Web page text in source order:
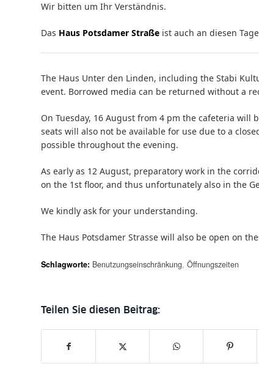
Wir bitten um Ihr Verständnis.
Das Haus Potsdamer Straße ist auch an diesen
The Haus Unter den Linden, including the Stabi
event. Borrowed media can be returned without a
On Tuesday, 16 August from 4 pm the cafeteria
seats will also not be available for use due to a
possible throughout the evening.
As early as 12 August, preparatory work in the
on the 1st floor, and thus unfortunately also in the
We kindly ask for your understanding.
The Haus Potsdamer Strasse will also be open on
Schlagworte: Benutzungseinschränkung, Öffnungszeiten